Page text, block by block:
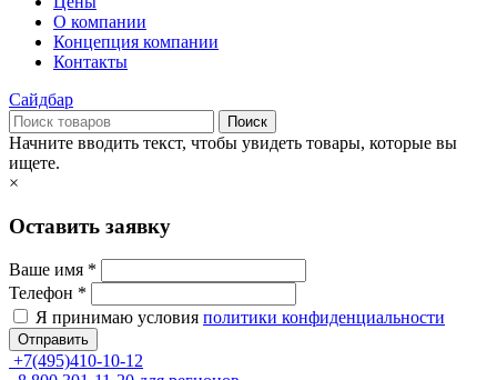
О компании
Концепция компании
Контакты
Сайдбар
Поиск
Начните вводить текст, чтобы увидеть товары, которые вы
ищете.
×
Оставить заявку
Ваше имя *
Телефон *
Я принимаю условия политики конфиденциальности
Отправить
+7(495)410-10-12